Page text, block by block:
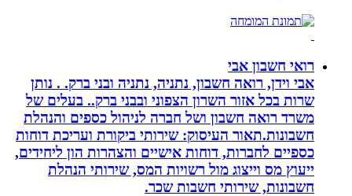
רואי חשבון אבי
אבי וידן, רואה חשבון, נתניה, נתניה ובני ברק. . נותן
שרות בכל אזור השרון הצפוני ובבני ברק.. בעלים של
משרד רואה חשבון ושל חברה לניהול כספים והנהלת
חשבונות.תאור העיסוק: שירותי ביקורת ועריכת דוחות
כספיים לחברות, דוחות אישיים והצהרות הון ליחידים,
ייעוץ מס וייצוג מול רשויות המס, שירותי הנהלת
חשבונות, שירותי חשבות שכר.